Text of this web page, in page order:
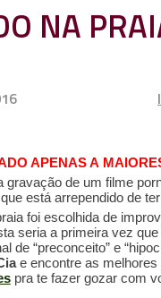
NA
APENAS A
de um filme
está arrependido de
foi escolhida de
seria a primeira vez
de “preconceito” e
e encontre as melhores
pra te fazer gozar com